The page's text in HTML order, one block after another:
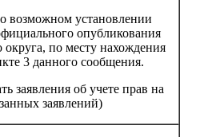
возможном установлении
опубликования
округа, по месту нахождения
3 данного сообщения.
заявления об учете прав на
заявлений)